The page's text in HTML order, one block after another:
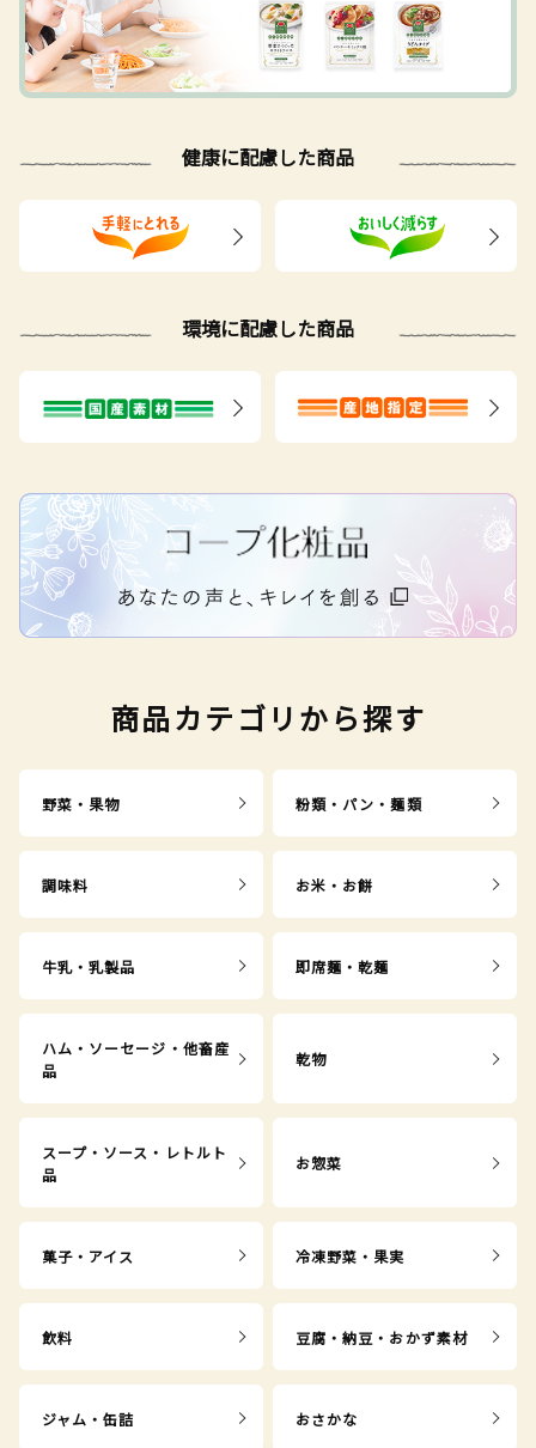
健康に配慮した商品
環境に配慮した商品
商品カテゴリから探す
野菜・果物 粉類・パン・麺類
調味料 お米・お餅
牛乳・乳製品 即席麺・乾麺
ハム・ソーセージ・他畜産
品
乾物
スープ・ソース・レトルト
品
お惣菜
菓子・アイス 冷凍野菜・果実
飲料 豆腐・納豆・おかず素材
ジャム・缶詰 おさかな